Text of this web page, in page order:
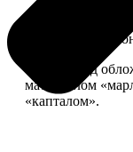
— Книга
укреплены
— Блок под
материалом
«капталом».